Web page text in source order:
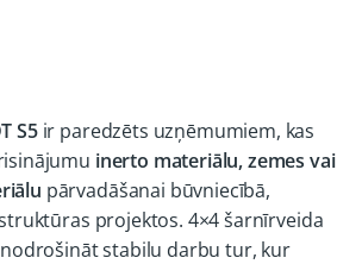
S5ir paredzēts uzņēmumiem, kas
inerto materiālu, zemes vai
pārvadāšanai būvniecībā,
projektos. 4×4 šarnīrveida
stabilu darbu tur, kur